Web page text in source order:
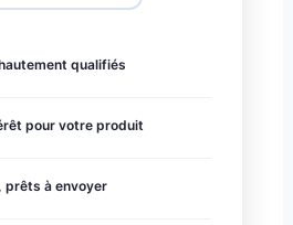
qualifiés
pour votre produit
prêts à envoyer